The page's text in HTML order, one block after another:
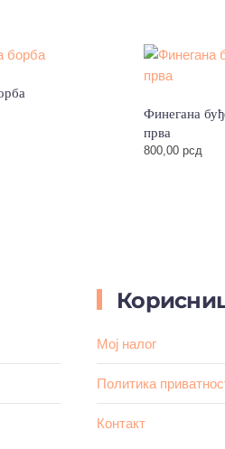
Финегана
прва
800,00 рсд
Мој налог
Политика
Контакт